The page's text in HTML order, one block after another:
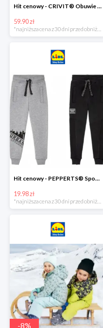
Hit cenowy - CRIVIT® Obuwie dziewczęce sportowe i na co dzień, 1 para
59.90 zł
Hit cenowy - PEPPERTS® Spodnie dresowe chłopięce, 1 para
19.98 zł
-8%